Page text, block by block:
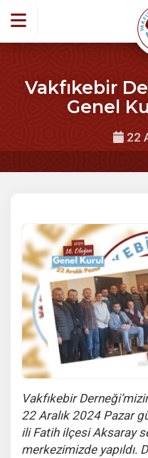
Vakfıkebir
Genel
22
Vakfıkebir
22 Aralık 2024 Pazar
ili Fatih ilçesi Aksaray
merkezimizde yapıldı.